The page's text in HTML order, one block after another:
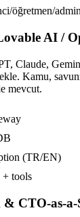
öğretmen/
AI /
Claude,
Kamu,
mevcut.
(TR/EN)
+ tools
& CTO-as-a-